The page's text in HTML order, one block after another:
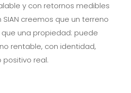
y con retornos medibles
SIAN creemos que un terreno
una propiedad: puede
rentable, con identidad,
real.